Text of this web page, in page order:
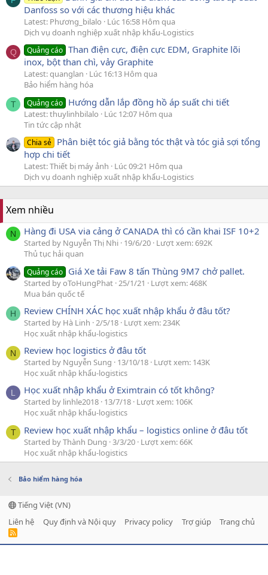
Danfoss so với các thương hiệu khác
Latest: Phương_bilalo
Lúc 16:58 Hôm qua
Dịch vụ doanh nghiệp xuất nhập khẩu-Logistics
Q Quảng cáo Than điện cực, điện cực EDM, Graphite lõi
inox, bột than chì, vảy Graphite
Latest: quanglan
Lúc 16:13 Hôm qua
Bảo hiểm hàng hóa
T Quảng cáo Hướng dẫn lắp đồng hồ áp suất chi tiết
Latest: thuylinhbilalo
Lúc 12:07 Hôm qua
Tin tức cập nhật
Chia sẻ Phân biệt tóc giả bằng tóc thật và tóc giả sợi tổng
hợp chi tiết
Latest: Thiết bị máy ảnh
Lúc 09:21 Hôm qua
Dịch vụ doanh nghiệp xuất nhập khẩu-Logistics
Xem nhiều
N Hàng đi USA via cảng ở CANADA thì có cần khai ISF 10+2
Started by Nguyễn Thị Nhi 19/6/20 Lượt xem: 692K
Thủ tục hải quan
Quảng cáo Giá Xe tải Faw 8 tấn Thùng 9M7 chở pallet.
Started by oToHungPhat 25/1/21
Lượt xem: 468K
Mua bán quốc tế
H Review CHÍNH XÁC học xuất nhập khẩu ở đâu tốt?
Started by Hà Linh 2/5/18 Lượt xem: 234K
Học xuất nhập khẩu-logistics
N Review học logistics ở đâu tốt
Started by Nguyễn Sung 13/10/18 Lượt xem: 143K
Học xuất nhập khẩu-logistics
L Học xuất nhập khẩu ở Eximtrain có tốt không?
Started by linhle2018 13/7/18 Lượt xem: 106K
Học xuất nhập khẩu-logistics
T Review học xuất nhập khẩu – logistics online ở đâu tốt
Started by Thành Dung 3/3/20 Lượt xem: 66K
Học xuất nhập khẩu-logistics
Bảo hiểm hàng hóa
Tiếng Việt (VN)
Liên hệ
Quy định và Nội quy Privacy policy Trợ giúp Trang chủ
R